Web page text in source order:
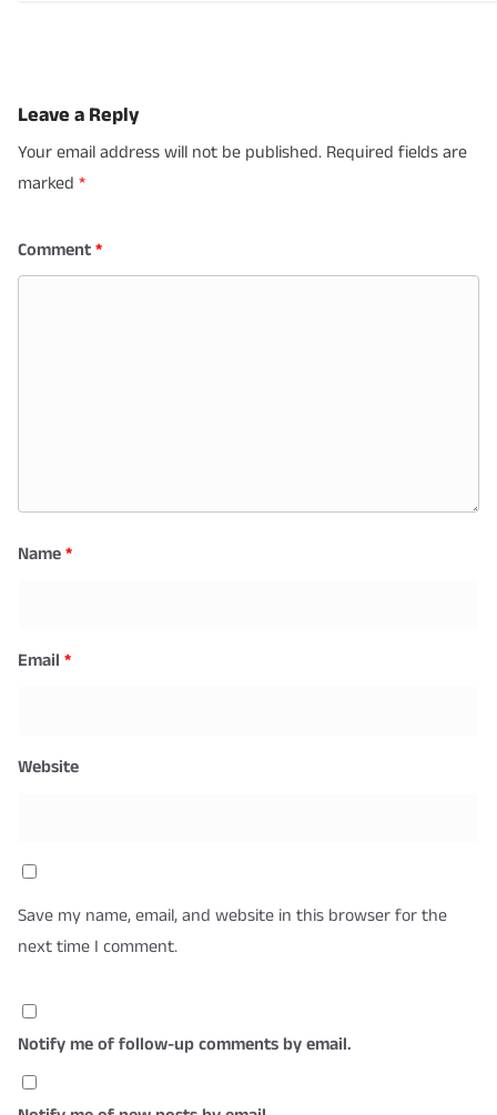
Leave a Reply
Your email address will not be published. Required fields are
marked *
Comment*
Name*
Email *
Website
Save my name, email, and website in this browser for the
next time I comment.
Notify me of follow-up comments by email.